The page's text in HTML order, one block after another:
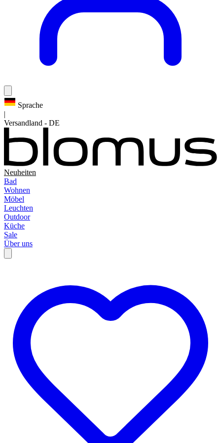
Sprache
|
Versandland - DE
Neuheiten
Bad
Wohnen
Möbel
Leuchten
Outdoor
Küche
Sale
Über uns